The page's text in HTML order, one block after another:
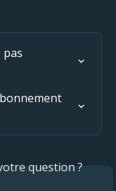
question ?